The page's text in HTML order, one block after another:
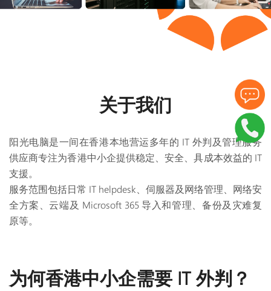
关于我们
阳光电脑是一间在香港本地营运多年的 IT 外判及管理服务
供应商专注为香港中小企提供稳定、安全、具成本效益的 IT
支援。
服务范围包括日常 IT helpdesk、伺服器及网络管理、网络安
全方案、云端及 Microsoft 365 导入和管理、备份及灾难复
原等。
为何香港中小企需要 IT 外判？